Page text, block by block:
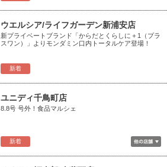
新着
ウエルシア/ライフガーデン新浦安店
新プライベートブランド「からだとくらしに＋1（プラ
スワン）」よりモンダミン口内トータルケア登場！
新着
ユニディ千鳥町店
8.8号 号外！食品マルシェ